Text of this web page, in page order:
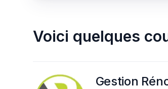
Voici quelques
Gestion